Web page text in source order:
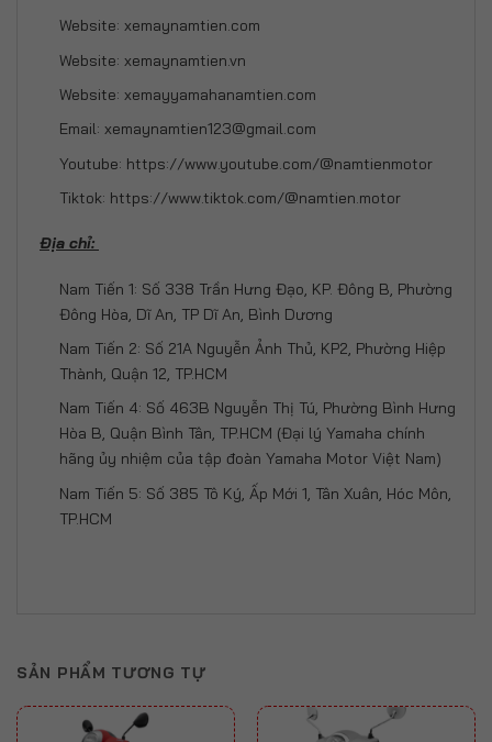
Website: xemaynamtien.com
Website: xemaynamtien.vn
Website: xemayyamahanamtien.com
Email: xemaynamtien123@gmail.com
Youtube: https://www.youtube.com/@namtienmotor
Tiktok: https://www.tiktok.com/@namtien.motor
Địa chỉ:
Nam Tiến 1: Số 338 Trần Hưng Đạo, KP. Đông B, Phường
Đông Hòa, Dĩ An, TP Dĩ An, Bình Dương
Nam Tiến 2: Số 21A Nguyễn Ảnh Thủ, KP2, Phường Hiệp
Thành, Quận 12, TP.HCM
Nam Tiến 4: Số 463B Nguyễn Thị Tú, Phường Bình Hưng
Hòa B, Quận Bình Tân, TP.HCM (Đại lý Yamaha chính
hãng ủy nhiệm của tập đoàn Yamaha Motor Việt Nam)
Nam Tiến 5: Số 385 Tô Ký, Ấp Mới 1, Tân Xuân, Hóc Môn,
TP.HCM
SẢN PHẨM TƯƠNG TỰ